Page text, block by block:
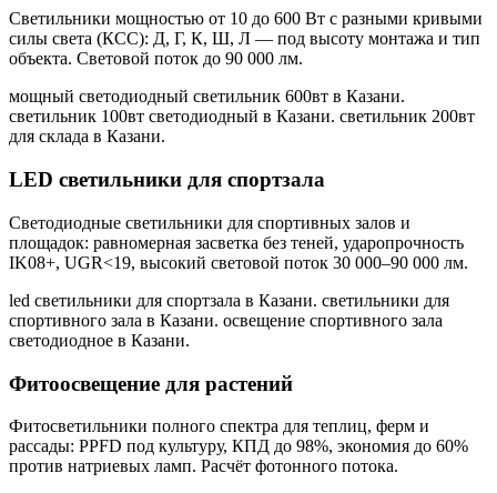
Светильники мощностью от 10 до 600 Вт с разными кривыми
силы света (КСС): Д, Г, К, Ш, Л — под высоту монтажа и тип
объекта. Световой поток до 90 000 лм.
мощный светодиодный светильник 600вт в Казани.
светильник 100вт светодиодный в Казани. светильник 200вт
для склада в Казани.
LED светильники для спортзала
Светодиодные светильники для спортивных залов и
площадок: равномерная засветка без теней, ударопрочность
IK08+, UGR<19, высокий световой поток 30 000–90 000 лм.
led светильники для спортзала в Казани. светильники для
спортивного зала в Казани. освещение спортивного зала
светодиодное в Казани.
Фитоосвещение для растений
Фитосветильники полного спектра для теплиц, ферм и
рассады: PPFD под культуру, КПД до 98%, экономия до 60%
против натриевых ламп. Расчёт фотонного потока.